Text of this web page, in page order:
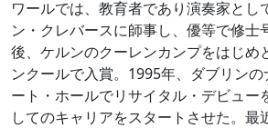
ワールでは、教育者であり演奏家とし
ン・クレバースに師事し、優等で修士
後、ケルンのクーレンカンプをはじめ
ンクールで入賞。1995年、ダブリン
ート・ホールでリサイタル・デビュー
してのキャリアをスタートさせた。最